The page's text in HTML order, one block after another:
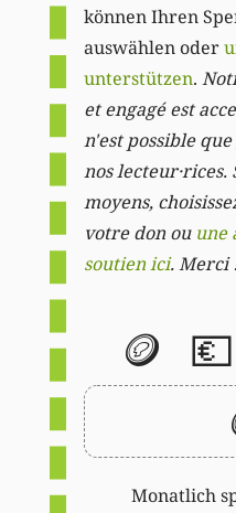
können Ihren
auswählen oder
unterstützen.
et engagé est
n'est possible
nos lecteur·rices.
moyens,
votre don ou une
soutien ici. Merci
🪙 💶
Monatlich